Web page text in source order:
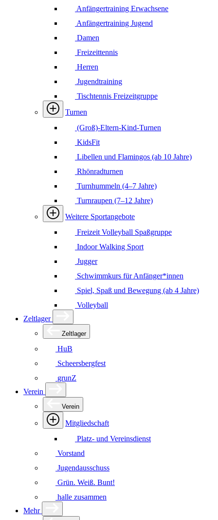
Anfängertraining Erwachsene
Anfängertraining Jugend
Damen
Freizeittennis
Herren
Jugendtraining
Tischtennis Freizeitgruppe
Turnen
(Groß)-Eltern-Kind-Turnen
KidsFit
Libellen und Flamingos (ab 10 Jahre)
Rhönradturnen
Turnhummeln (4–7 Jahre)
Turnraupen (7–12 Jahre)
Weitere Sportangebote
Freizeit Volleyball Spaßgruppe
Indoor Walking Sport
Jugger
Schwimmkurs für Anfänger*innen
Spiel, Spaß und Bewegung (ab 4 Jahre)
Volleyball
Zeltlager
Zeltlager
HuB
Scheersbergfest
grunZ
Verein
Verein
Mitgliedschaft
Platz- und Vereinsdienst
Vorstand
Jugendausschuss
Grün. Weiß. Bunt!
halle zusammen
Mehr